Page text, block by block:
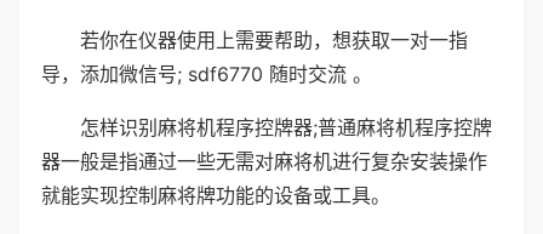
若你在仪器使用上需要帮助，想获取一对一指
导，添加微信号; sdf6770 随时交流 。
怎样识别麻将机程序控牌器;普通麻将机程序控牌
器一般是指通过一些无需对麻将机进行复杂安装操作
就能实现控制麻将牌功能的设备或工具。